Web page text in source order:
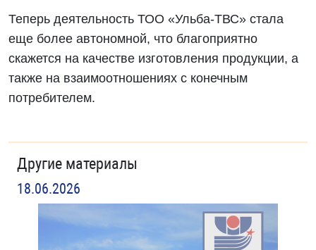
Теперь деятельность ТОО «Ульба-ТВС» стала
еще более автономной, что благоприятно
скажется на качестве изготовления продукции, а
также на взаимоотношениях с конечным
потребителем.
Другие материалы
18.06.2026